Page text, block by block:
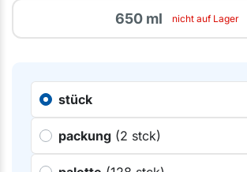
650 ml nicht auf Lager
stück
packung (2 stck)